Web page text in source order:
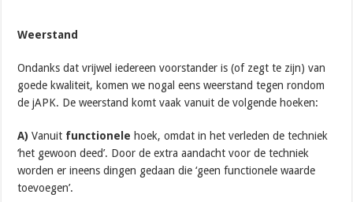
Weerstand
Ondanks dat vrijwel iedereen voorstander is (of zegt te zijn) van
goede kwaliteit, komen we nogal eens weerstand tegen rondom
de jAPK. De weerstand komt vaak vanuit de volgende hoeken:
A)Vanuit functionele hoek, omdat in het verleden de techniek
‘het gewoon deed’. Door de extra aandacht voor de techniek
worden er ineens dingen gedaan die ‘geen functionele waarde
toevoegen’.